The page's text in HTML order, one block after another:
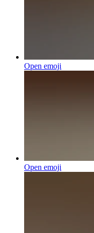
Open emoji
Open emoji